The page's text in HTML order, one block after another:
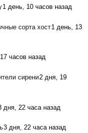
1 день, 10 часов назад
сорта хост1 день, 13
часов назад
сирени2 дня, 19
дня, 22 часа назад
3 дня, 22 часа назад